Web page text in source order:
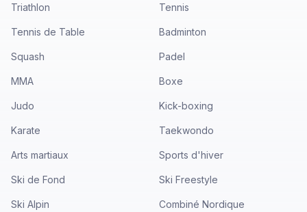
Triathlon Tennis
Tennis de Table Badminton
Squash Padel
MMA Boxe
Judo Kick-boxing
Karate Taekwondo
Arts martiaux Sports d'hiver
Ski de Fond Ski Freestyle
Ski Alpin Combiné Nordique